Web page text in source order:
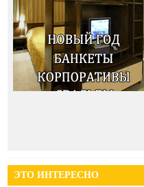
ЭТО ИНТЕРЕСНО